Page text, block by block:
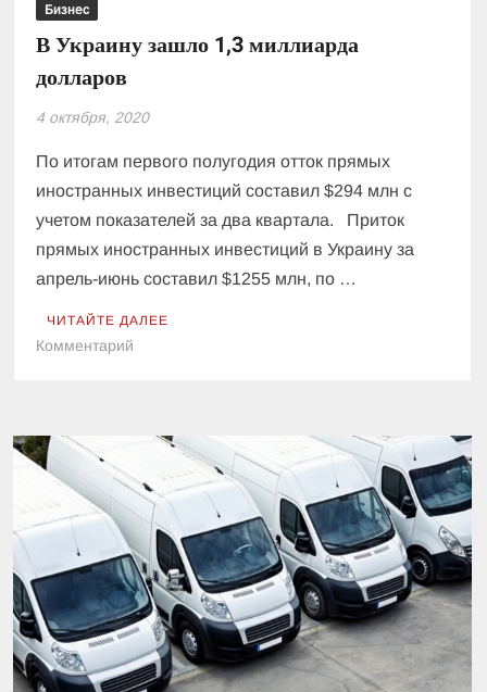
Бизнес
В Украину зашло 1,3 миллиарда
долларов
4 октября, 2020
По итогам первого полугодия отток прямых
иностранных инвестиций составил $294 млн с
учетом показателей за два квартала. Приток
прямых иностранных инвестиций в Украину за
апрель-июнь составил $1255 млн, по …
ЧИТАЙТЕ ДАЛЕЕ
Комментарий
миллиарда
долларов